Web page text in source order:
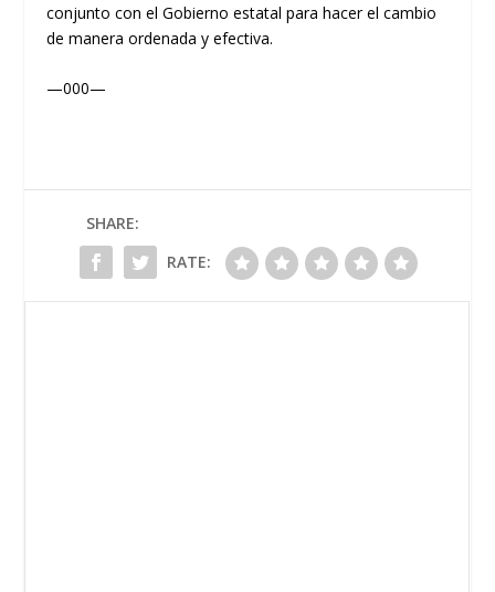
conjunto con el Gobierno estatal para hacer el cambio
de manera ordenada y efectiva.
—000—
SHARE:
RATE: